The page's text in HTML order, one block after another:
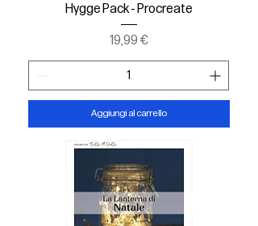
Hygge Pack - Procreate
Prezzo
19,99 €
Aggiungi al carrello